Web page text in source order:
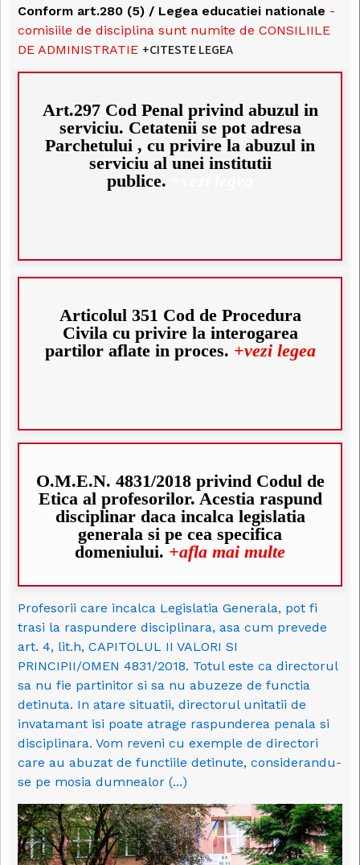
Conform art.280 (5) / Legea educatiei nationale -
comisiile de disciplina sunt numite de CONSILIILE
DE ADMINISTRATIE +CITESTE LEGEA
Art.297 Cod Penal privind abuzul in
serviciu. Cetatenii se pot adresa
Parchetului , cu privire la abuzul in
serviciu al unei institutii
publice.
Articolul 351 Cod de Procedura
Civila cu privire la interogarea
partilor aflate in proces. +vezi legea
O.M.E.N. 4831/2018 privind Codul de
Etica al profesorilor. Acestia raspund
disciplinar daca incalca legislatia
generala si pe cea specifica
domeniului. +afla mai multe
Profesorii care incalca Legislatia Generala, pot fi
trasi la raspundere disciplinara, asa cum prevede
art. 4, lit.h, CAPITOLUL II VALORI SI
PRINCIPII/OMEN 4831/2018. Totul este ca directorul
sa nu fie partinitor si sa nu abuzeze de functia
detinuta. In atare situatii, directorul unitatii de
invatamant isi poate atrage raspunderea penala si
disciplinara. Vom reveni cu exemple de directori
care au abuzat de functiile detinute, considerandu-
se pe mosia dumnealor (...)